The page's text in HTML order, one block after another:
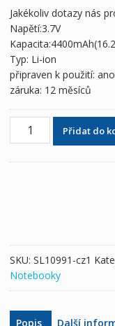
1,438 Kč850 Kč
Jakékoliv dotazy nás
Napětí:3.7V
Typ: Li-ion
připraven k použití: ano
záruka: 12 měsíců
Originální
0
množství
Přidat do
SKU: SL10991-cz1
Notebooky
Popis Další